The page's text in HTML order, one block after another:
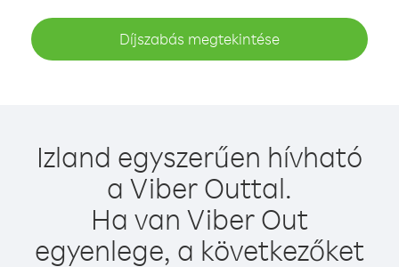
Díjszabás megtekintése
Izland egyszerűen hívható
a Viber Outtal.
Ha van Viber Out
egyenlege, a következőket